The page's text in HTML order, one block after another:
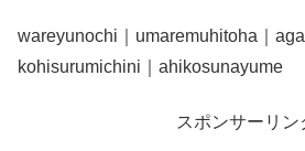
wareyunochi｜umaremuhitoha｜
kohisurumichini｜ahikosunayume
スポンサーリン